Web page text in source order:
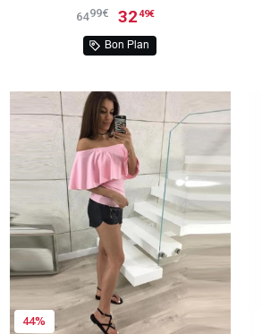
6499€ 3249€
Bon Plan
44%